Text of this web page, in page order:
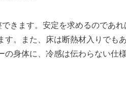
きます。安定を求めるのであ
す。また、床は断熱材入りでも
身体に、冷感は伝わらない仕